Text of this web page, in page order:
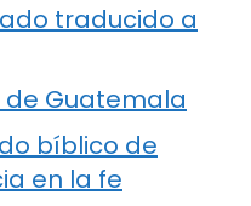
traducido a
de Guatemala
bíblico de
en la fe